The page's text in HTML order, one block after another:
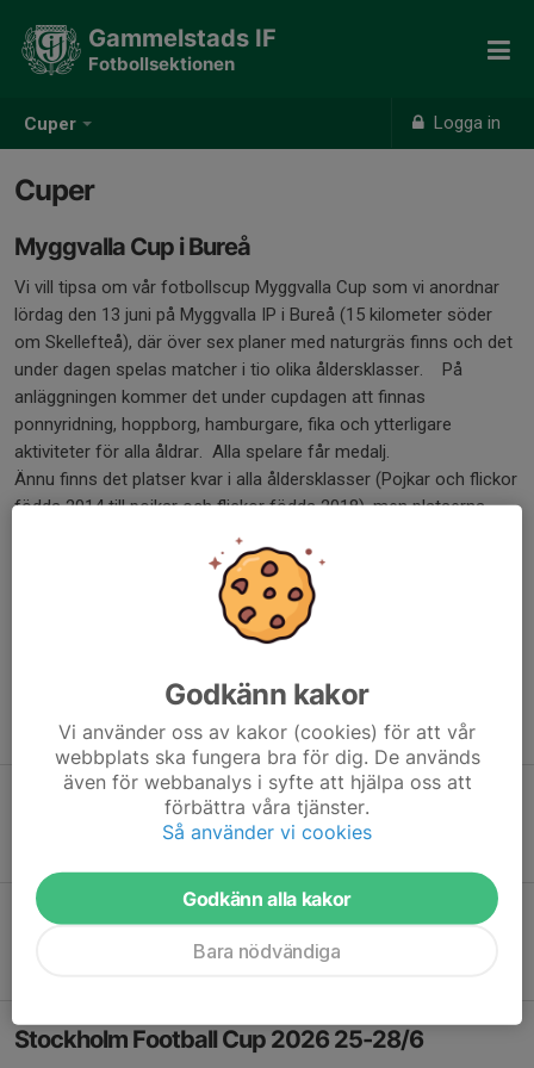
Cuper Logga in
Gammelstads IF
Fotbollsektionen
Cuper
Myggvalla Cup i Bureå
Vi vill tipsa om vår fotbollscup Myggvalla Cup som vi anordnar
lördag den 13 juni på Myggvalla IP i Bureå (15 kilometer söder
om Skellefteå), där över sex planer med naturgräs finns och det
under dagen spelas matcher i tio olika åldersklasser. På
anläggningen kommer det under cupdagen att finnas
ponnyridning, hoppborg, hamburgare, fika och ytterligare
aktiviteter för alla åldrar. Alla spelare får medalj.
Ännu finns det platser kvar i alla åldersklasser (Pojkar och flickor
födda 2014 till pojkar och flickor födda 2018), men platserna
börjar att gå åt och vi vill tipsa er om denna cup då det erbjuds
väldigt bra matcher på en fantastisk anläggning för en låg
bara 500 kronor.
Hör av er till undertecknad via
mail eller telefon (0730677673) vid funderingar kring cupen.
nu/anmalan_lag.php?iCupID=15936
MVH, Robin Lindgren
Tränare Bureå IF pojkar födda 2017.
Strömbergs Cup 4/7-26
Examenscupen i Hemmingsmark
Stockholm Football Cup 2026 25-28/6
Godkänn kakor
Vi använder oss av kakor (cookies) för att vår
webbplats ska fungera bra för dig. De används
även för webbanalys i syfte att hjälpa oss att
förbättra våra tjänster.
Så använder vi cookies
Godkänn alla kakor
Bara nödvändiga